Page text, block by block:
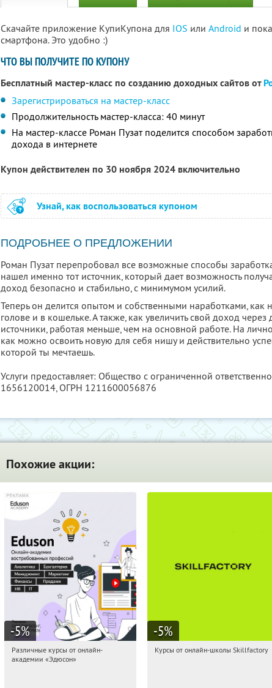
Скачайте приложение КупиКупона для IOS или Android и
смартфона. Это удобно :)
ЧТО ВЫ ПОЛУЧИТЕ ПО КУПОНУ
Бесплатный мастер-класс по созданию доходных сайтов от
Зарегистрироваться на мастер-класс
Продолжительность мастер-класса: 40 минут
На мастер-классе Роман Пузат поделится способом
дохода в интернете
Купон действителен по 30 ноября 2024 включительно
Узнай, как воспользоваться купоном
ПОДРОБНЕЕ О ПРЕДЛОЖЕНИИ
Роман Пузат перепробовал все возможные способы
нашел именно тот источник, который дает возможность
доход безопасно и стабильно, с минимумом усилий.
Теперь он делится опытом и собственными наработками, как
голове и в кошельке. А также, как увеличить свой доход
источники, работая меньше, чем на основной работе. На
как можно освоить новую для себя нишу и действительно
которой ты мечтаешь.
Услуги предоставляет: Общество с ограниченной
1656120014, ОГРН 1211600056876
Похожие акции:
-5%
04:05:03 Получили:
Различные курсы от онлайн-
академии «Эдюсон»
-5%
04:05:03
Получи первым!
Курсы от онлайн-школы Skillfactory